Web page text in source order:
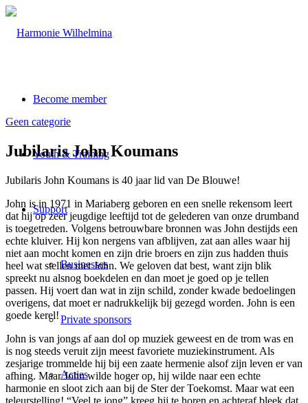
Become member
Youth & Training
Support
Businesses
Private sponsors
Acties
Geen categorie
Jubilaris John Koumans
Jubilaris John Koumans is 40 jaar lid van De Blouwe!
John is in 1971 in Mariaberg geboren en een snelle rekensom leert
dat hij op zeer jeugdige leeftijd tot de gelederen van onze drumband
is toegetreden. Volgens betrouwbare bronnen was John destijds een
echte kluiver. Hij kon nergens van afblijven, zat aan alles waar hij
niet aan mocht komen en zijn drie broers en zijn zus hadden thuis
heel wat stellen met John. We geloven dat best, want zijn blik
spreekt nu alsnog boekdelen en dan moet je goed op je tellen
passen. Hij voert dan wat in zijn schild, zonder kwade bedoelingen
overigens, dat moet er nadrukkelijk bij gezegd worden. John is een
goede kerel!
John is van jongs af aan dol op muziek geweest en de trom was en
is nog steeds veruit zijn meest favoriete muziekinstrument. Als
zesjarige trommelde hij bij een zaate hermenie alsof zijn leven er van
afhing. Maar John wilde hoger op, hij wilde naar een echte
harmonie en sloot zich aan bij de Ster der Toekomst. Maar wat een
teleurstelling! “Veel te jong” kreeg hij te horen en achteraf bleek dat